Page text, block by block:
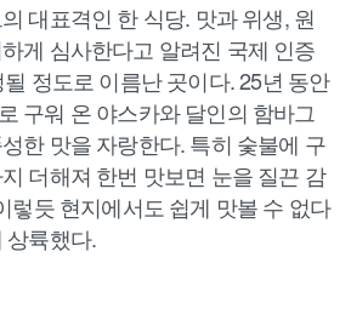
대표격인 한 식당. 맛과 위생, 원
게 심사한다고 알려진 국제 인증
될 정도로 이름난 곳이다. 25년 동안
구워 온 야스카와 달인의 함바그
한 맛을 자랑한다. 특히 숯불에 구
더해져 한번 맛보면 눈을 질끈 감
렇듯 현지에서도 쉽게 맛볼 수 없다
상륙했다.